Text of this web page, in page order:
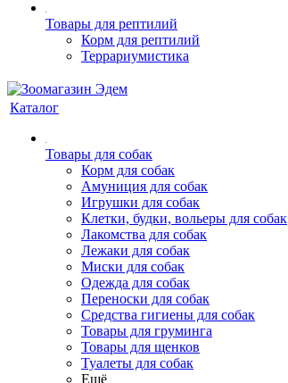
Товары для рептилий
Корм для рептилий
Террариумистика
Каталог
Товары для собак
Корм для собак
Амуниция для собак
Игрушки для собак
Клетки, будки, вольеры для собак
Лакомства для собак
Лежаки для собак
Миски для собак
Одежда для собак
Переноски для собак
Средства гигиены для собак
Товары для груминга
Товары для щенков
Туалеты для собак
Ещё